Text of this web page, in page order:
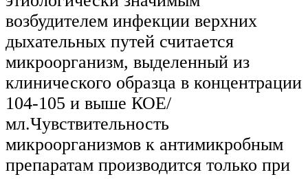
возбудителем инфекции верхних
дыхательных путей считается
микроорганизм, выделенный из
клинического образца в концентрации
104-105 и выше КОЕ/
мл.Чувствительность
микроорганизмов к антимикробным
препаратам производится только при